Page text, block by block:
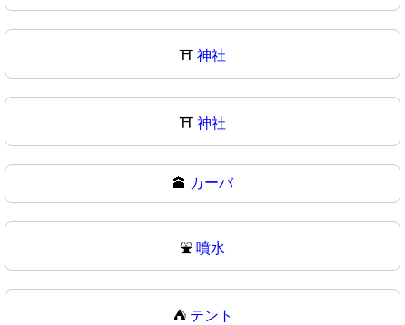
⛩️ 神社
⛩ 神社
🕋 カーバ
⛲ 噴水
⛺ テント